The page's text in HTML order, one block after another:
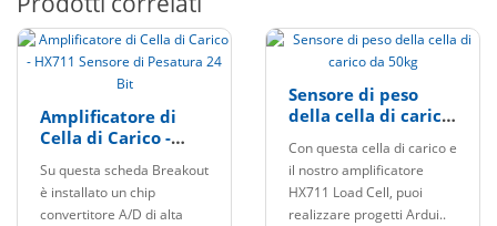
Amplificatore di
Cella di Carico -
Pesatura 24 Bit
Su questa scheda Breakout
è installato un chip
convertitore A/D di alta
Sensore di peso
della cella di carico
Con questa cella di carico e
il nostro amplificatore
HX711 Load Cell, puoi
realizzare progetti Ardui..